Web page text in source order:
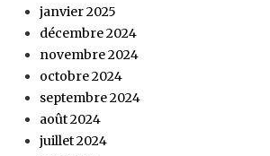
janvier 2025
décembre 2024
novembre 2024
octobre 2024
septembre 2024
août 2024
juillet 2024